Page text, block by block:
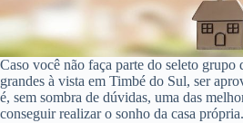
Caso você não faça parte do seleto grupo
grandes à vista em Timbé do Sul, ser
é, sem sombra de dúvidas, uma das
conseguir realizar o sonho da casa própria.